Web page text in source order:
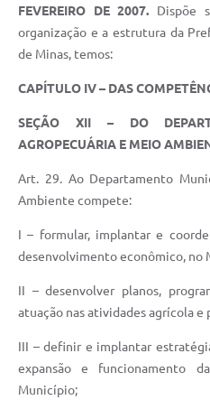
Contas Públicas
Serviços Online
Telefones Úteis
FEVEREIRO DE 2007. Dispõe
organização e a estrutura da
de Minas, temos:
CAPÍTULO IV – DAS
SEÇÃO XII – DO
AGROPECUÁRIA E MEIO
Art. 29. Ao Departamento
Ambiente compete:
I – formular, implantar e
desenvolvimento econômico, no
II – desenvolver planos,
atuação nas atividades agrícola e
III – definir e implantar
expansão e funcionamento
Município;